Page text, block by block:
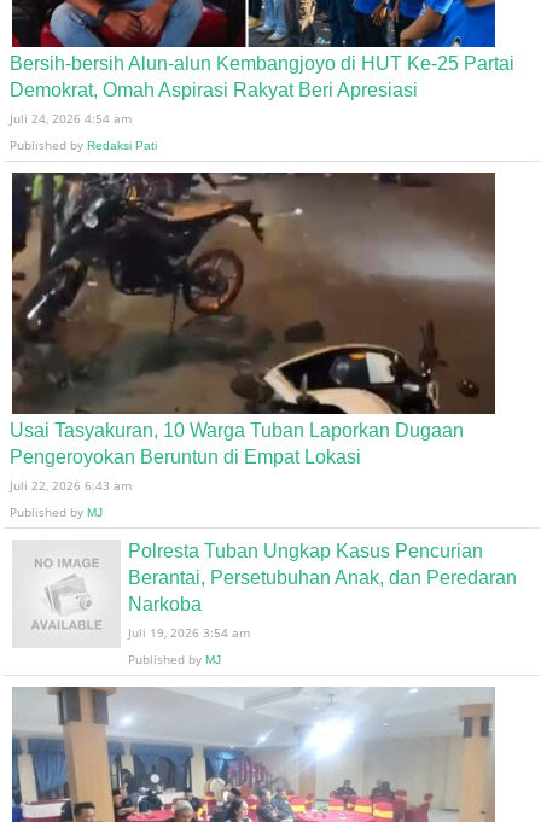
Bersih-bersih Alun-alun Kembangjoyo di HUT Ke-25 Partai
Demokrat, Omah Aspirasi Rakyat Beri Apresiasi
Juli 24, 2026 4:54 am
Published by Redaksi Pati
Usai Tasyakuran, 10 Warga Tuban Laporkan Dugaan
Pengeroyokan Beruntun di Empat Lokasi
Juli 22, 2026 6:43 am
Published by MJ
Polresta Tuban Ungkap Kasus Pencurian
Berantai, Persetubuhan Anak, dan Peredaran
Narkoba
Juli 19, 2026 3:54 am
Published by MJ